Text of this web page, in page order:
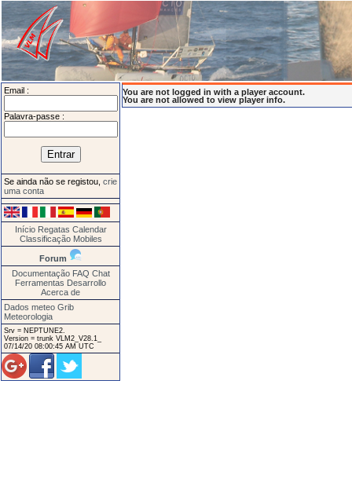
Email :
Palavra-passe :
Se ainda não se registou, crie
uma conta
Início Regatas Calendar
Classificação Mobiles
Forum
Documentação FAQ Chat
Ferramentas Desarrollo
Acerca de
Dados meteo Grib
Meteorologia
Srv = NEPTUNE2.
Version = trunk VLM2_V28.1_
07/14/20 08:00:45 AM UTC
You are not logged in with a player account.
You are not allowed to view player info.